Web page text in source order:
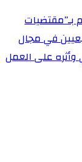
بـ”مقتضيات
في مجال
على العمل